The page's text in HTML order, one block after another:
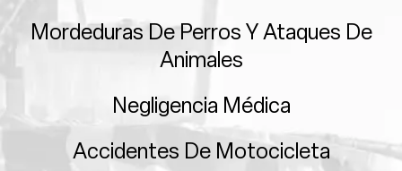
Mordeduras De Perros Y Ataques De
Animales
Negligencia Médica
Accidentes De Motocicleta